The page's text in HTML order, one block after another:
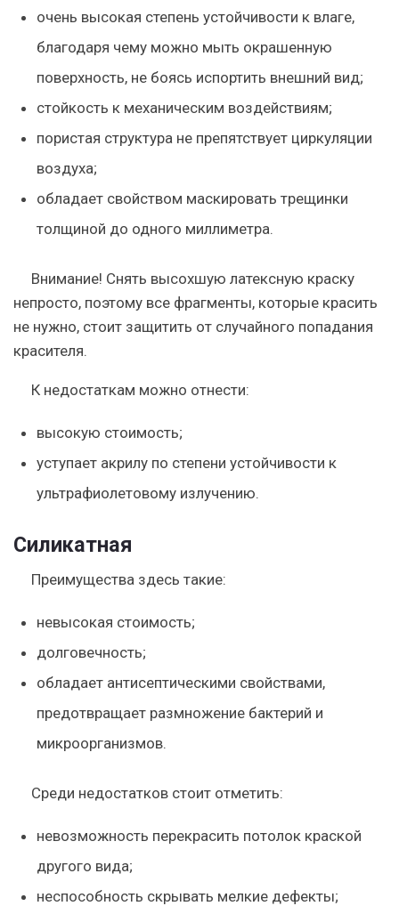
очень высокая степень устойчивости к влаге,
благодаря чему можно мыть окрашенную
поверхность, не боясь испортить внешний вид;
стойкость к механическим воздействиям;
пористая структура не препятствует циркуляции
воздуха;
обладает свойством маскировать трещинки
толщиной до одного миллиметра.
Внимание! Снять высохшую латексную краску
непросто, поэтому все фрагменты, которые красить
не нужно, стоит защитить от случайного попадания
красителя.
К недостаткам можно отнести:
высокую стоимость;
уступает акрилу по степени устойчивости к
ультрафиолетовому излучению.
Силикатная
Преимущества здесь такие:
невысокая стоимость;
долговечность;
обладает антисептическими свойствами,
предотвращает размножение бактерий и
микроорганизмов.
Среди недостатков стоит отметить:
невозможность перекрасить потолок краской
другого вида;
неспособность скрывать мелкие дефекты;